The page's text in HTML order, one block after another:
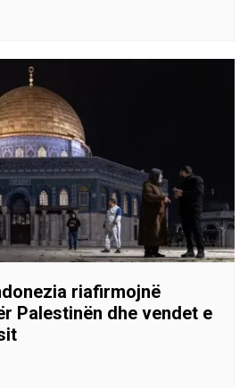
riafirmojnë
Palestinën dhe vendet e